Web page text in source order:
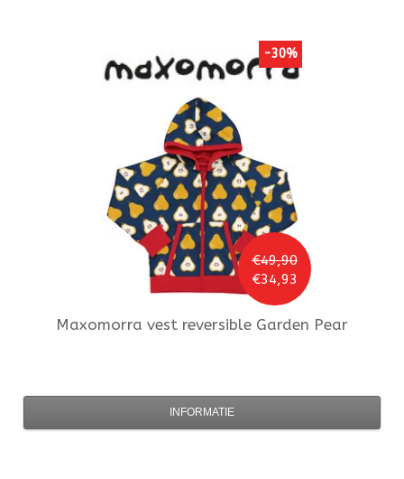
€49,90
€34,93
-30%
Maxomorra vest reversible Garden Pear
INFORMATIE